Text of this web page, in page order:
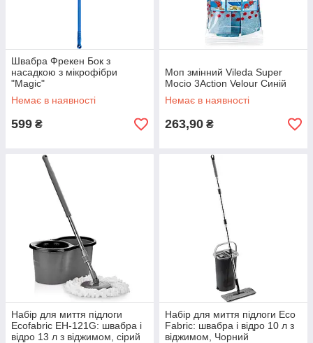
Швабра Фрекен Бок з
насадкою з мікрофібри
"Magic"
Немає в наявності
599 ₴
Моп змінний Vileda Super
Mocio 3Action Velour Синій
Немає в наявності
263,90 ₴
Набір для миття підлоги
Ecofabric EH-121G: швабра і
відро 13 л з віджимом, сірий
Набір для миття підлоги Eco
Fabric: швабра і відро 10 л з
віджимом, Чорний